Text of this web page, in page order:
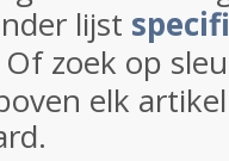
lijst
Of zoek op
elk